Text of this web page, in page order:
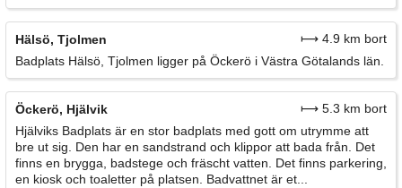
Hälsö, Tjolmen
⟼ 4.9 km bort
Badplats Hälsö, Tjolmen ligger på Öckerö i Västra Götalands län.
Öckerö, Hjälvik
⟼ 5.3 km bort
Hjälviks Badplats är en stor badplats med gott om utrymme att
bre ut sig. Den har en sandstrand och klippor att bada från. Det
finns en brygga, badstege och fräscht vatten. Det finns parkering,
en kiosk och toaletter på platsen. Badvattnet är et...